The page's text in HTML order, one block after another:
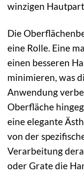
winzigen
Die
eine Rolle. Eine
einen besseren
minimieren, was
Anwendung
Oberfläche
eine elegante
von der
Verarbeitung
oder Grate die